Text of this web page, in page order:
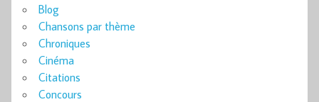
Blog
Chansons par thème
Chroniques
Cinéma
Citations
Concours